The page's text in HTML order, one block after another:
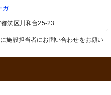
ガ
筑区川和台25-23
施設担当者にお問い合わせをお願い